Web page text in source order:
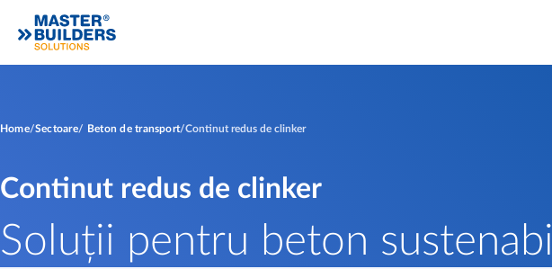
Home Sectoare Beton de transport Continut redus de clinker
Continut redus de clinker
Soluții pentru beton sustenabil